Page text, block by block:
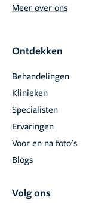
Meer over ons
Ontdekken
Behandelingen
Klinieken
Specialisten
Ervaringen
Voor en na foto’s
Blogs
Volg ons